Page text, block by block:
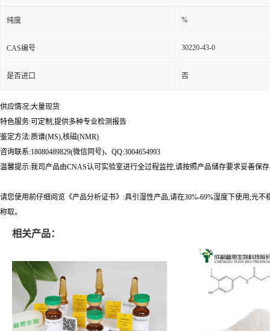
纯度 %
CAS编号 30220-43-0
是否进口 否
供应情况:大量现货
特色服务:可定制,提供多种专业检测报告
鉴定方法:质谱(MS),核磁(NMR)
咨询联系:18080489829(微信同号)、QQ:3004654993
温馨提示:我司产品由CNAS认可实验室进行全过程监控,请按照产品储存要求妥善保
请您使用前仔细阅览《产品分析证书》:具引湿性产品,请在30%-69%湿度下使用;光
称取。
相关产品：